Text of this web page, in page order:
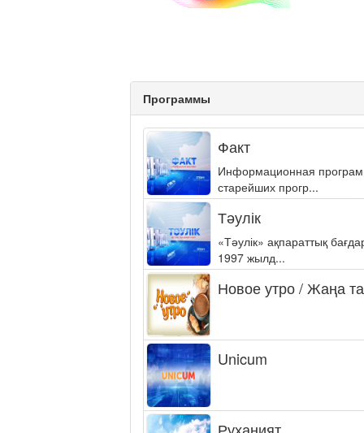
Программы
Факт
Информационная
старейших прогр...
Тәулік
«Тәулік» ақпараттық
1997 жылд...
Новое утро / Жаңа
Unicum